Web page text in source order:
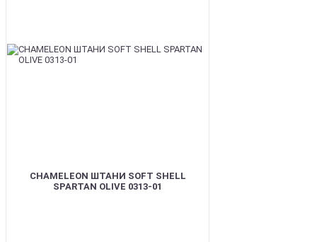
CHAMELEON ШТАНИ SOFT SHELL
SPARTAN OLIVE 0313-01